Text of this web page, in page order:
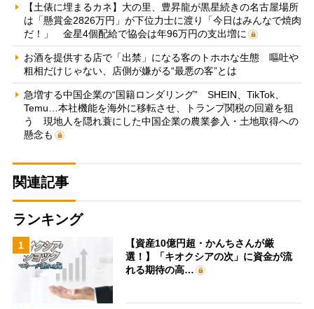
【土俵に埋まるカネ】大の里、豊昇龍が黒星続きの名古屋場所
は「懸賞金2826万円」が下位力士に渡り「今日はみんなで焼肉
だ！」 金星4個配給で協会は年96万円の支出増に
お酒を提供する店で「出禁」になる客のトホホな生態 嘔吐や
粗相だけじゃない、店側が嫌がる“最悪の客”とは
急増する中国企業の“国籍ロンダリング” SHEIN、TikTok、
Temu…本社機能を海外に移転させ、トランプ関税の回避を狙
う 現地人を隠れ蓑にした中国企業の農業参入・土地取得への
懸念も
関連記事
ランキング
1
【資産10億円超・かんちさんが厳
選！】「キオクシアの次」に資金が流
れる期待の高…